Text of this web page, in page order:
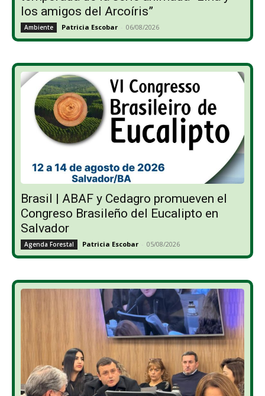
los amigos del Arcoíris”
Ambiente Patricia Escobar - 06/08/2026
Brasil | ABAF y Cedagro promueven el
Congreso Brasileño del Eucalipto en
Salvador
Agenda Forestal Patricia Escobar - 05/08/2026